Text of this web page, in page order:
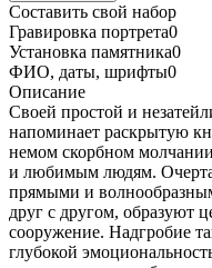
Составить свой набор
Гравировка портрета0
Установка памятника0
ФИО, даты, шрифты0
Описание
Своей простой и
напоминает раскрытую
немом скорбном
и любимым людям.
прямыми и
друг с другом, образуют
сооружение. Надгробие
глубокой